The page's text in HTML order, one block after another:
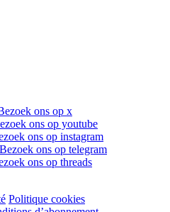
ons op x
ons op youtube
ons op instagram
Bezoek ons op telegram
ons op threads
Politique cookies